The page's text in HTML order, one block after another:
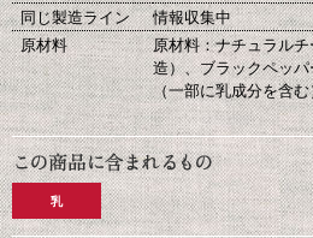
同じ製造ライン
情報収集中
原材料
原材料：ナチュラル
造）、ブラックペッ
（一部に乳成分を含む
乳